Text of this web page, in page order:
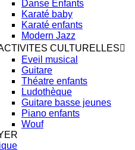
Danse Enfants
Karaté baby
Karaté enfants
Modern Jazz
CULTURELLES
Eveil musical
Guitare
Théatre enfants
Ludothèque
Guitare basse jeunes
Piano enfants
Wouf